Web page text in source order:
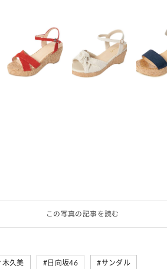
この写真の記事を読む
木久美 日向坂46 サンダル